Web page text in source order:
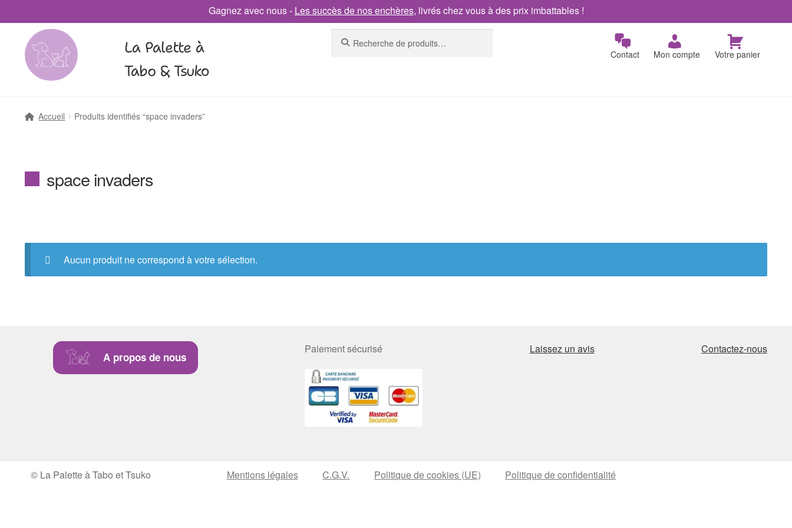
Gagnez avec nous - Les succès de nos enchères, livrés chez vous à des prix imbattables !
La Palette à
Tabo & Tsuko
Contact
Mon compte Votre panier
Accueil Produits identifiés “space invaders”
space invaders
Aucun produit ne correspond à votre sélection.
A propos de nous
Paiement sécurisé Laissez un avis Contactez-nous
© La Palette à Tabo et Tsuko Mentions légales C.G.V. Politique de cookies (UE) Politique de confidentialité